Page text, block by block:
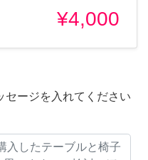
¥4,000
セージを入れてください